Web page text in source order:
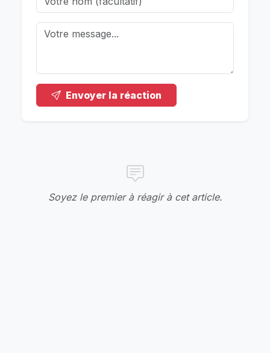
Envoyer la réaction
Soyez le premier à réagir à cet article.